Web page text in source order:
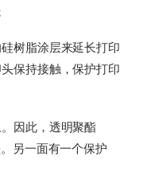
树脂涂层来延长打印
保持接触，保护打印
因此，透明聚酯
另一面有一个保护